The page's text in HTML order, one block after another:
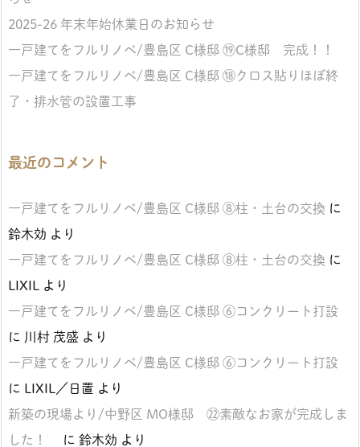
2025-26 年末年始休業日のお知らせ
一戸建てをフルリノベ/豊島区 C様邸 ⑲C様邸 完成！！
一戸建てをフルリノベ/豊島区 C様邸 ⑱クロス貼りほぼ終
了・排水管の設置工事
最近のコメント
一戸建てをフルリノベ/豊島区 C様邸 ⑧柱・土台の交換 に
鈴木効 より
一戸建てをフルリノベ/豊島区 C様邸 ⑧柱・土台の交換 に
LIXIL
より
一戸建てをフルリノベ/豊島区 C様邸 ⑥コンクリート打設
に 川村 茂盛 より
一戸建てをフルリノベ/豊島区 C様邸 ⑥コンクリート打設
に LIXIL／日置 より
新築の現場より/中野区 MO様邸 ㉒素敵なお家が完成しま
した！
に 鈴木効 より